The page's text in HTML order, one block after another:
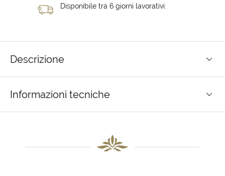
Disponibile tra 6 giorni lavorativi.
Descrizione
Informazioni tecniche